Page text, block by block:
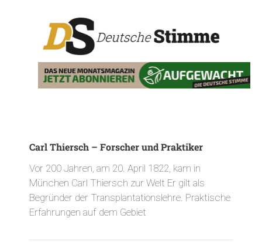
Carl Thiersch – Forscher und Praktiker
Vor 200 Jahren, am 20. April 1822, kam in
München Carl Thiersch zur Welt Er gilt als
Begründer der Transplantationslehre. Praktische
Erfahrungen auf dem Gebiet